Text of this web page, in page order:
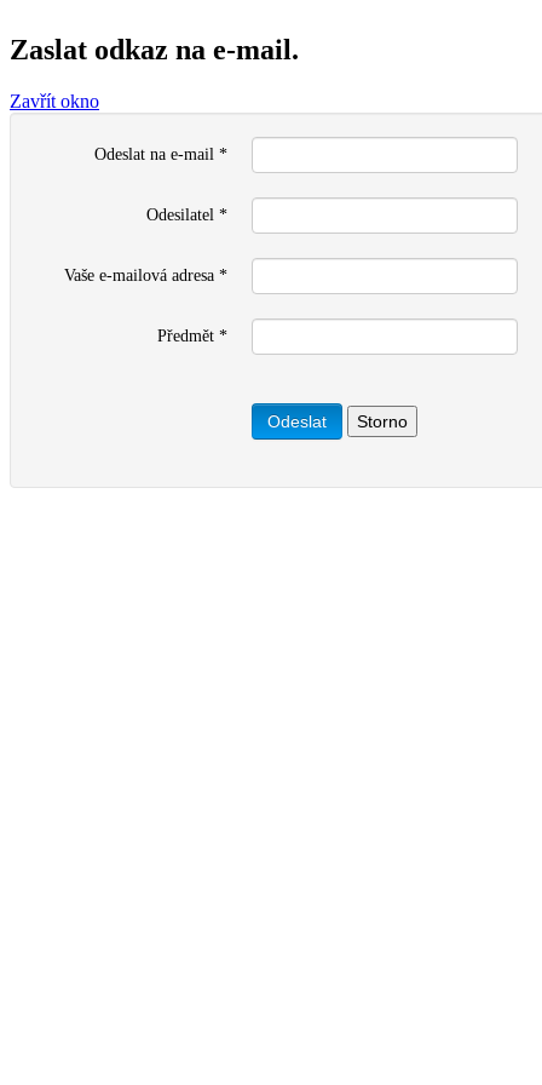
Zaslat odkaz na e-mail.
Zavřít okno
Odeslat na e-mail *
Odesilatel *
Vaše e-mailová adresa *
Předmět *
Odeslat Storno